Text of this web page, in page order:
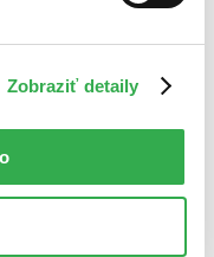
Zobraziť detaily